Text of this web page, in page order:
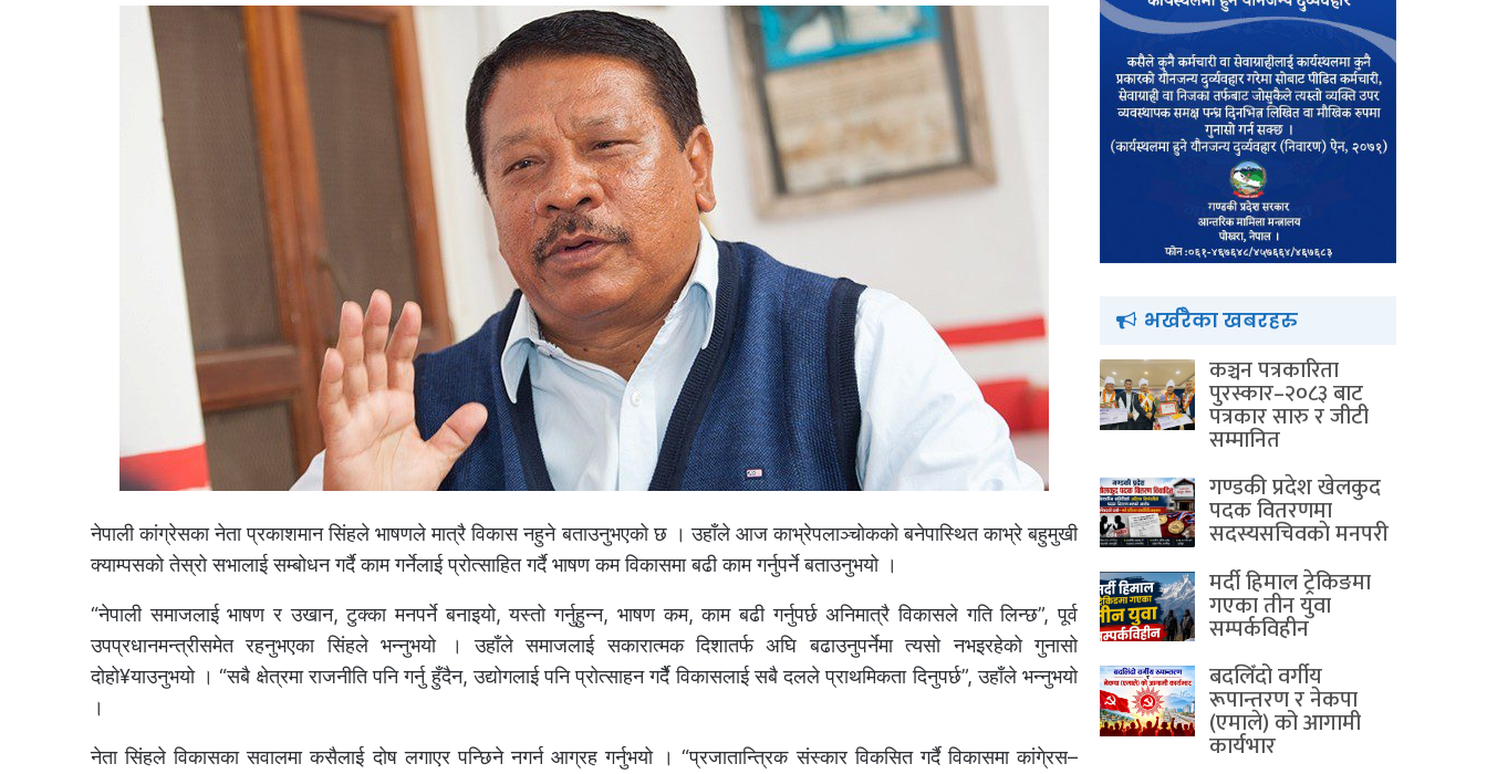
नेपाली कांग्रेसका नेता प्रकाशमान सिंहले भाषणले मात्रै विकास नहुने बताउनुभएको छ । उहाँले आज काभ्रेपलाञ्चोकको बनेपास्थित काभ्रे बहुमुखी
क्याम्पसको तेस्रो सभालाई सम्बोधन गर्दै काम गर्नेलाई प्रोत्साहित गर्दै भाषण कम विकासमा बढी काम गर्नुपर्ने बताउनुभयो ।
“नेपाली समाजलाई भाषण र उखान, टुक्का मनपर्ने बनाइयो, यस्तो गर्नुहुन्न, भाषण कम, काम बढी गर्नुपर्छ अनिमात्रै विकासले गति लिन्छ”, पूर्व
उपप्रधानमन्त्रीसमेत रहनुभएका सिंहले भन्नुभयो । उहाँले समाजलाई सकारात्मक दिशातर्फ अघि बढाउनुपर्नेमा त्यसो नभइरहेको गुनासो
दोहो¥याउनुभयो । “सबै क्षेत्रमा राजनीति पनि गर्नु हुँदैन, उद्योगलाई पनि प्रोत्साहन गर्दैै विकासलाई सबै दलले प्राथमिकता दिनुपर्छ”, उहाँले भन्नुभयो
।
नेता सिंहले विकासका सवालमा कसैलाई दोष लगाएर पन्छिने नगर्न आग्रह गर्नुभयो । “प्रजातान्त्रिक संस्कार विकसित गर्दै विकासमा कांगे्रस–
भर्खरैका खबरहरु
कञ्चन पत्रकारिता
पुरस्कार–२०८३ बाट
पत्रकार सारु र जीटी
सम्मानित
गण्डकी प्रदेश खेलकुद
पदक वितरणमा
सदस्यसचिवकाे मनपरी
मर्दी हिमाल ट्रेकिङमा
गएका तीन युवा
सम्पर्कविहीन
बदलिँदो वर्गीय
रूपान्तरण र नेकपा
(एमाले) को आगामी
कार्यभार